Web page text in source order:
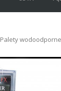
Palety wodoodporne